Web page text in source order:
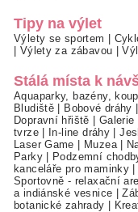
Tipy na výlet
Výlety se sportem
Výlety za zábavou |
Stálá místa k
Aquaparky, bazény,
Bludiště
Bobové dráhy
Dopravní hřiště
Galerie
tvrze| In-line dráhy |
Laser Game
Muzea|
Parky| Podzemní
kanceláře pro maminky
Sportovně - relaxační
a indiánské vesnice |
botanické zahrady